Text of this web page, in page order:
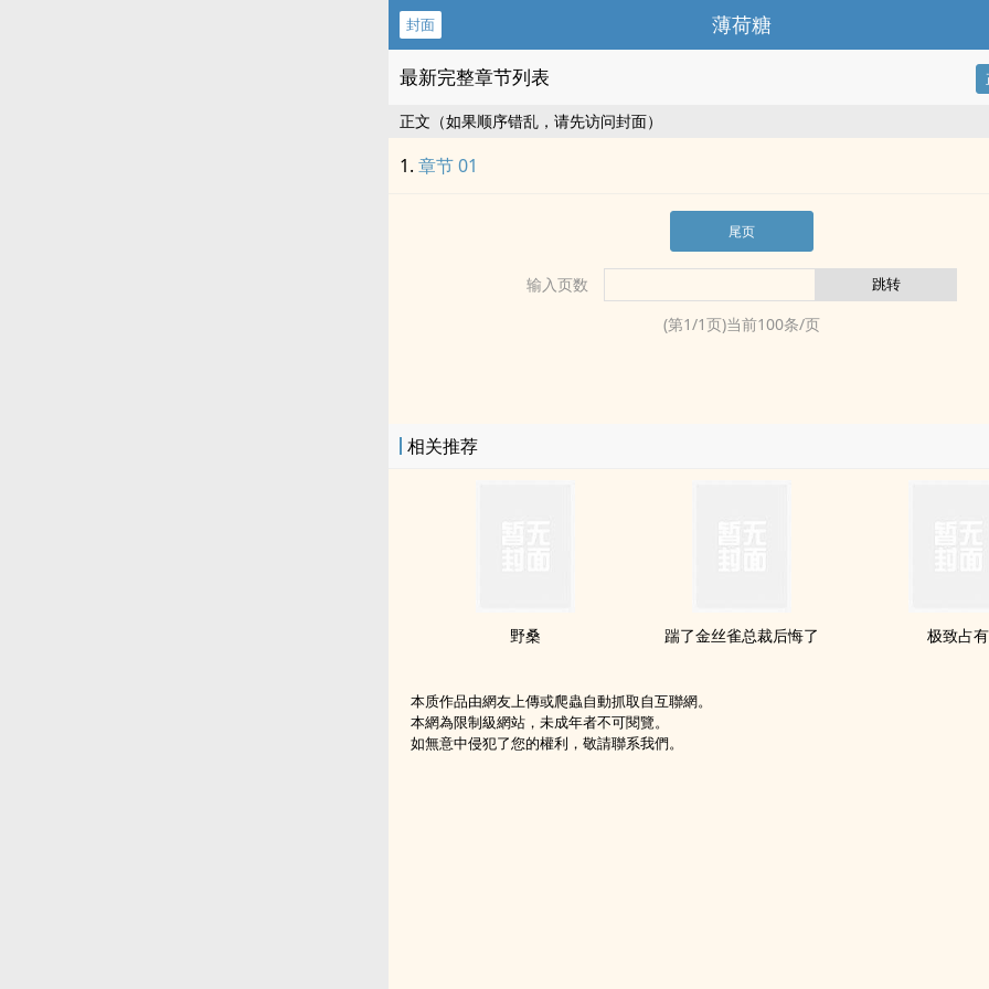
封面 薄荷糖
最新完整章节列表
正文（如果顺序错乱，请先访问封面）
章节 01
尾页
输入页数
(第1/1页)当前100条/页
相关推荐
野桑 踹了金丝雀总裁后悔了 极致占有
本质作品由網友上傳或爬蟲自動抓取自互聯網。
本網為限制級網站，未成年者不可閱覽。
如無意中侵犯了您的權利，敬請聯系我們。